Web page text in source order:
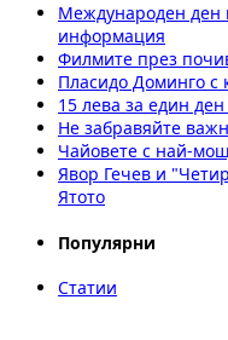
Международен ден
информация
Филмите през
Пласидо Доминго с
15 лева за един
Не забравяйте
Чайовете с най-
Явор Гечев и
Ятото
Популярни
Статии